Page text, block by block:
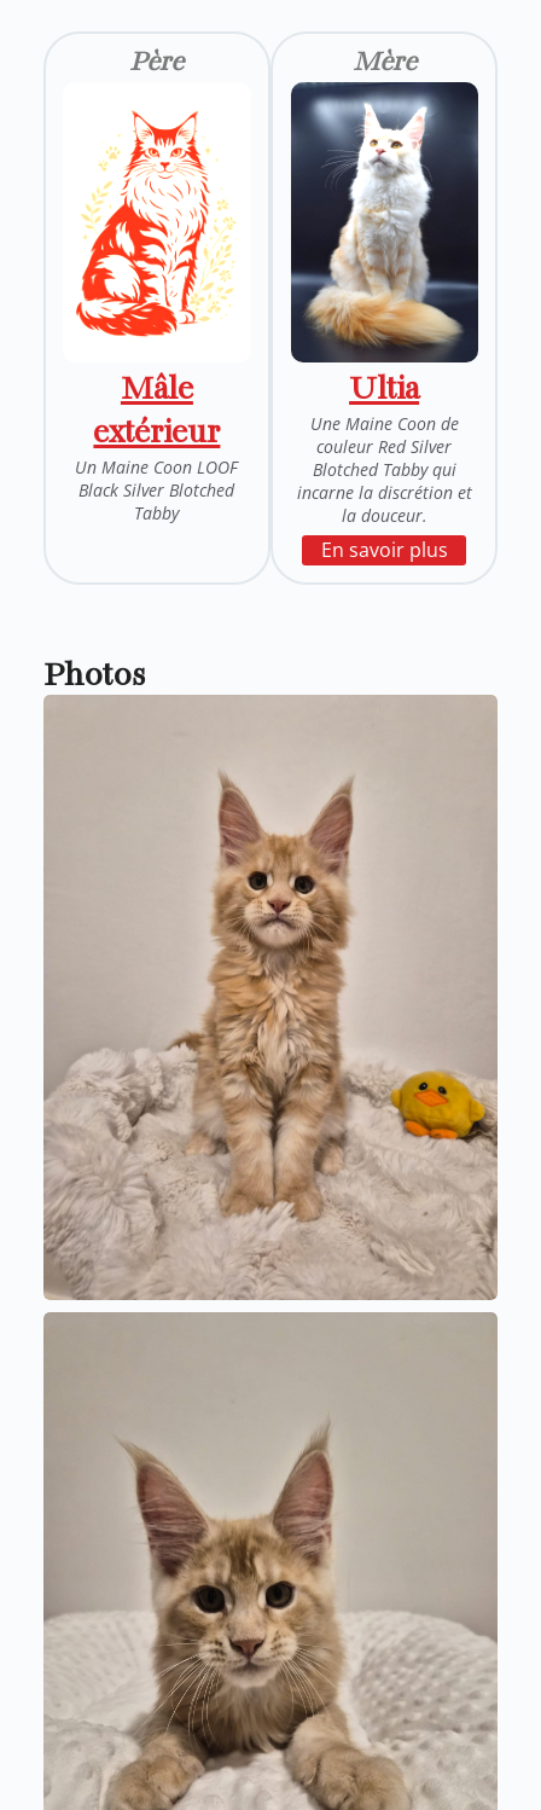
Père
Mâle
extérieur
Un Maine Coon LOOF
Black Silver Blotched
Tabby
Mère
Ultia
Une Maine Coon de
couleur Red Silver
Blotched Tabby qui
incarne la discrétion et
la douceur.
En savoir plus
Photos